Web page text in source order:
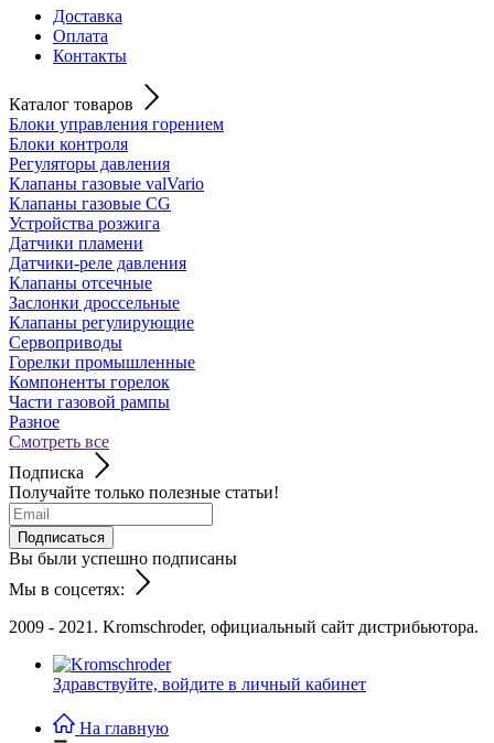
Доставка
Оплата
Контакты
Каталог товаров
Блоки управления горением
Блоки контроля
Регуляторы давления
Клапаны газовые valVario
Клапаны газовые CG
Устройства розжига
Датчики пламени
Датчики-реле давления
Клапаны отсечные
Заслонки дроссельные
Клапаны регулирующие
Сервоприводы
Горелки промышленные
Компоненты горелок
Части газовой рампы
Разное
Смотреть все
Подписка
Получайте только полезные статьи!
Подписаться
Вы были успешно подписаны
Мы в соцсетях:
2009 - 2021. Kromschroder, официальный сайт дистрибьютора.
Здравствуйте, войдите в личный кабинет
На главную